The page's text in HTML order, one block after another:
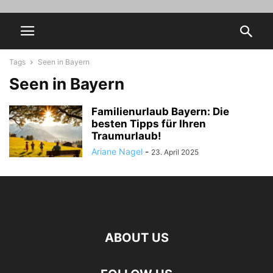
Tags Seen in Bayern
Seen in Bayern
Familienurlaub Bayern: Die
besten Tipps für Ihren
Traumurlaub!
Ariane Nagel - 23. April 2025
ABOUT US